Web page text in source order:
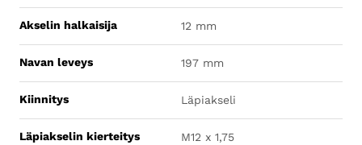
Akselin halkaisija 12 mm
Navan leveys 197 mm
Kiinnitys Läpiakseli
Läpiakselin kierteitys M12 x 1,75